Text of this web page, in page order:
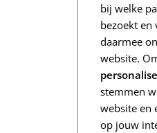
bij welke
bezoekt en
daarmee
website.
stemmen
website en
op jouw